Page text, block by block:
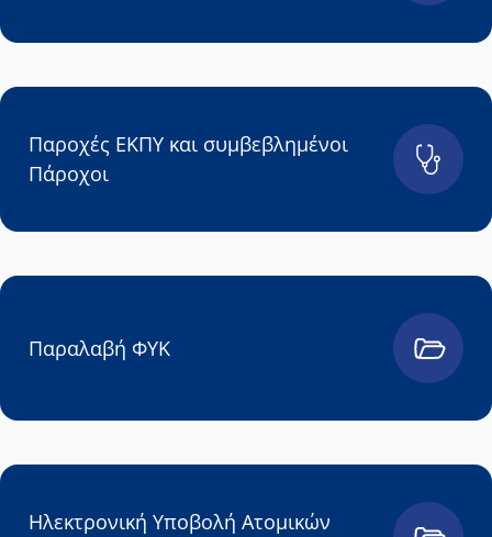
Παροχές ΕΚΠΥ και συμβεβλημένοι
Πάροχοι
Παραλαβή ΦΥΚ
Ηλεκτρονική Υποβολή Ατομικών